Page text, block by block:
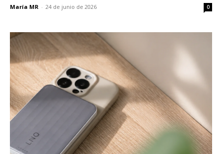
María MR - 24 de junio de 2026 0